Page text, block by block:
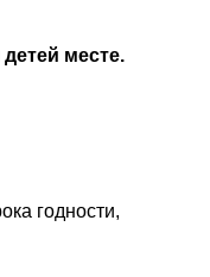
месте.
годности,